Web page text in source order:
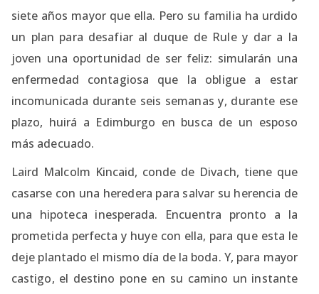
siete años mayor que ella. Pero su familia ha urdido
un plan para desafiar al duque de Rule y dar a la
joven una oportunidad de ser feliz: simularán una
enfermedad contagiosa que la obligue a estar
incomunicada durante seis semanas y, durante ese
plazo, huirá a Edimburgo en busca de un esposo
más adecuado.
Laird Malcolm Kincaid, conde de Divach, tiene que
casarse con una heredera para salvar su herencia de
una hipoteca inesperada. Encuentra pronto a la
prometida perfecta y huye con ella, para que esta le
deje plantado el mismo día de la boda. Y, para mayor
castigo, el destino pone en su camino un instante